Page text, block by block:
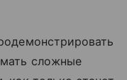
сложные